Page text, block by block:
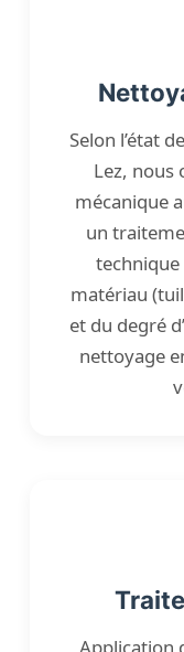
Selon l’état
Lez, nous
mécanique
un
matériau
et du degré
nettoyage